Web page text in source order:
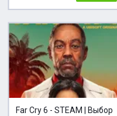
Far Cry 6 - STEAM | Выбор